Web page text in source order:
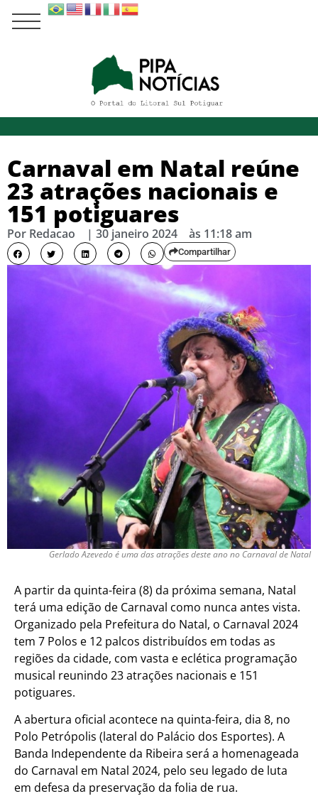
Carnaval em Natal reúne
23 atrações nacionais e
151 potiguares
Por Redacao | 30 janeiro 2024 às 11:18 am
Compartilhar
Gerlado Azevedo é uma das atrações deste ano no Carnaval de Natal
A partir da quinta-feira (8) da próxima semana, Natal
terá uma edição de Carnaval como nunca antes vista.
Organizado pela Prefeitura do Natal, o Carnaval 2024
tem 7 Polos e 12 palcos distribuídos em todas as
regiões da cidade, com vasta e eclética programação
musical reunindo 23 atrações nacionais e 151
potiguares.
A abertura oficial acontece na quinta-feira, dia 8, no
Polo Petrópolis (lateral do Palácio dos Esportes). A
Banda Independente da Ribeira será a homenageada
do Carnaval em Natal 2024, pelo seu legado de luta
em defesa da preservação da folia de rua.